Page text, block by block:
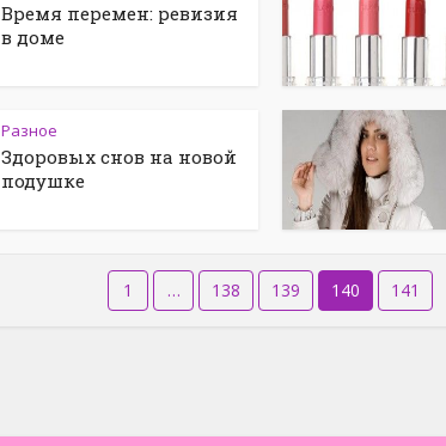
Время перемен: ревизия
в доме
Разное
Здоровых снов на новой
подушке
1 … 138 139 140 141